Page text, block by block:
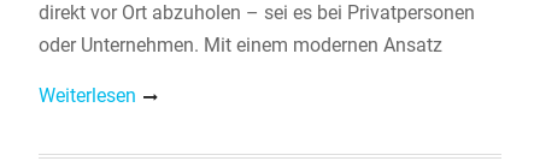
direkt vor Ort abzuholen – sei es bei Privatpersonen
oder Unternehmen. Mit einem modernen Ansatz
Weiterlesen